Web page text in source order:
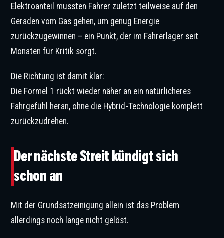
Elektroanteil mussten Fahrer zuletzt teilweise auf den
Geraden vom Gas gehen, um genug Energie
zurückzugewinnen – ein Punkt, der im Fahrerlager seit
Monaten für Kritik sorgt.
Die Richtung ist damit klar:
Die Formel 1 rückt wieder näher an ein natürlicheres
Fahrgefühl heran, ohne die Hybrid-Technologie komplett
zurückzudrehen.
Der nächste Streit kündigt sich
schon an
Mit der Grundsatzeinigung allein ist das Problem
allerdings noch lange nicht gelöst.